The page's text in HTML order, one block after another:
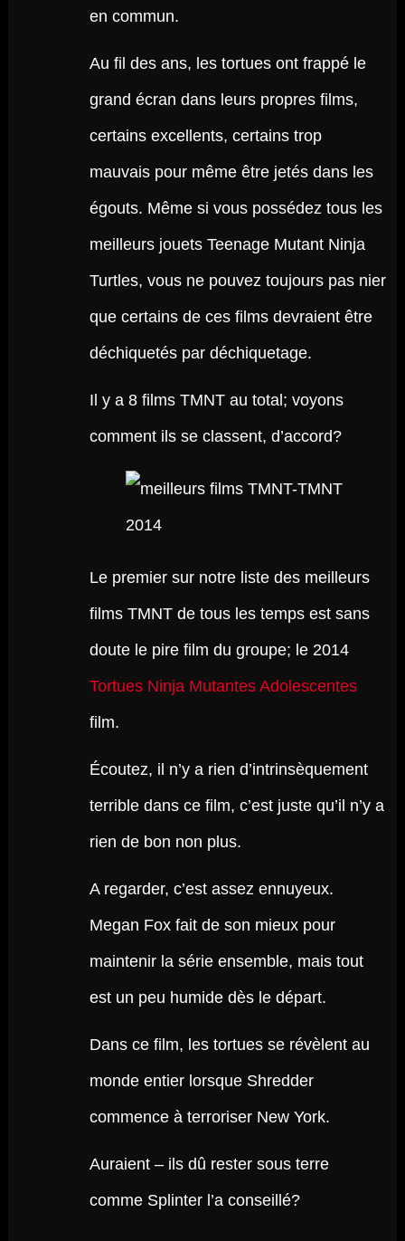
en commun.
Au fil des ans, les tortues ont frappé le
grand écran dans leurs propres films,
certains excellents, certains trop
mauvais pour même être jetés dans les
égouts. Même si vous possédez tous les
meilleurs jouets Teenage Mutant Ninja
Turtles, vous ne pouvez toujours pas nier
que certains de ces films devraient être
déchiquetés par déchiquetage.
Il y a 8 films TMNT au total; voyons
comment ils se classent, d’accord?
Le premier sur notre liste des meilleurs
films TMNT de tous les temps est sans
doute le pire film du groupe; le 2014
Tortues Ninja Mutantes Adolescentes
film.
Écoutez, il n’y a rien d’intrinsèquement
terrible dans ce film, c’est juste qu’il n’y a
rien de bon non plus.
A regarder, c’est assez ennuyeux.
Megan Fox fait de son mieux pour
maintenir la série ensemble, mais tout
est un peu humide dès le départ.
Dans ce film, les tortues se révèlent au
monde entier lorsque Shredder
commence à terroriser New York.
Auraient – ils dû rester sous terre
comme Splinter l’a conseillé?